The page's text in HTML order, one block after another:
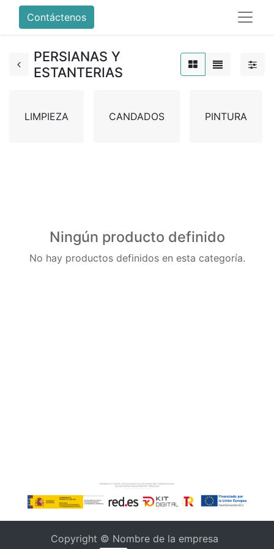
Contáctenos
PERSIANAS Y
ESTANTERIAS
LIMPIEZA CANDADOS PINTURA
Ningún producto definido
No hay productos definidos en esta categoría.
Copyright © Nombre de la empresa